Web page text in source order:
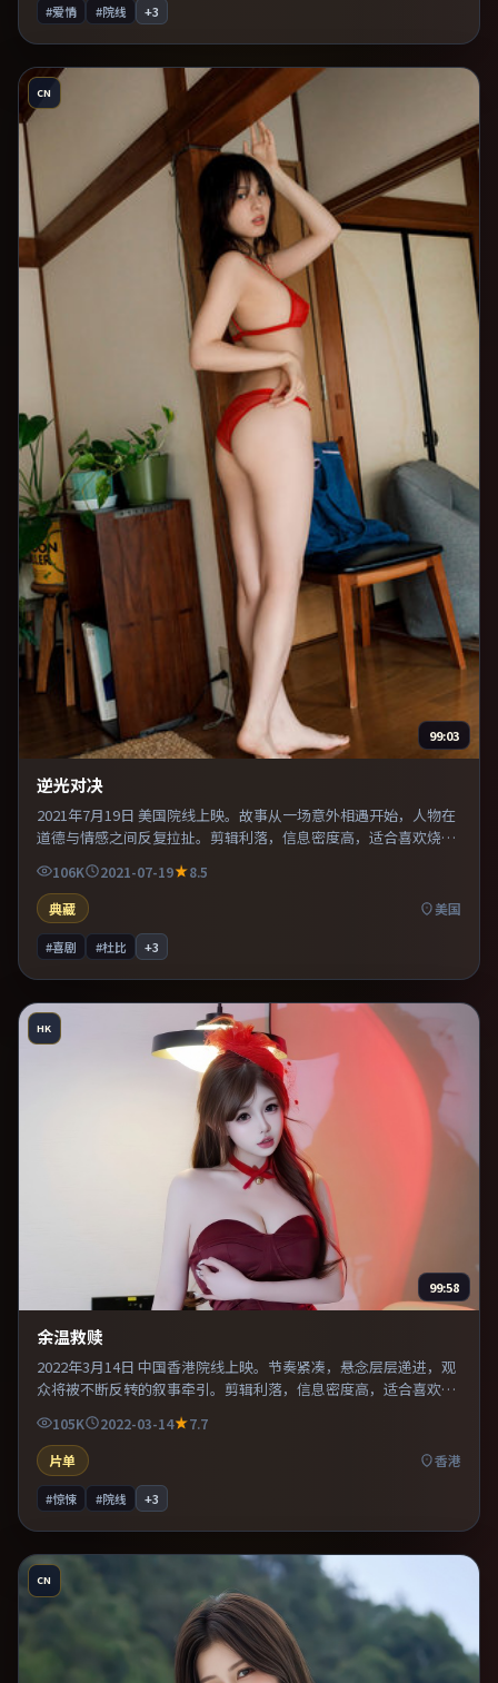
#爱情 #院线 +3
CN
99:03
逆光对决
2021年7月19日 美国院线上映。故事从一场意外相遇开始，人物在
道德与情感之间反复拉扯。剪辑利落，信息密度高，适合喜欢烧脑
与推理的观众。推荐给偏爱群像戏与命运母题的影迷。
106K 2021-07-19
8.5
典藏
美国
#喜剧 #杜比 +3
HK
99:58
余温救赎
2022年3月14日 中国香港院线上映。节奏紧凑，悬念层层递进，观
众将被不断反转的叙事牵引。剪辑利落，信息密度高，适合喜欢烧
脑与推理的观众。适合喜欢现实主义题材的观众，情绪后劲较足。
105K 2022-03-14
7.7
片单
香港
#惊悚 #院线 +3
CN